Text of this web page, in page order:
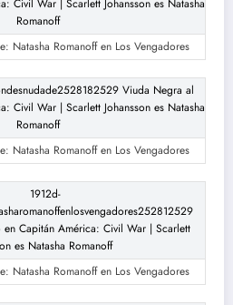
Natasha Romanoff en Los Vengadores
Natasha Romanoff en Los Vengadores
Natasha Romanoff en Los Vengadores